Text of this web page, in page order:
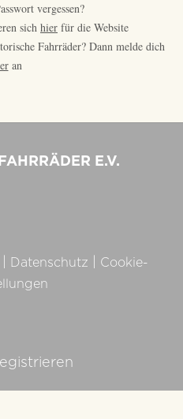
vergessen?
sich hier für die Website
Fahrräder? Dann melde dich
an
E.V.
Datenschutz
Cookie-